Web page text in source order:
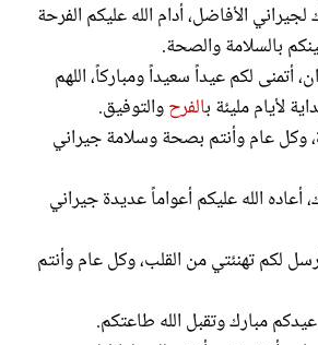
الأفاضل، أدام الله عليكم الفرحة
بالسلامة والصحة.
أتمنى لكم عيداً سعيداً ومباركاً، اللهم
لأيام مليئة بالفرحوالتوفيق.
وكل عام وأنتم بصحة وسلامة جيراني
الله عليكم أعواماً عديدة جيراني
لكم تهنئتي من القلب، وكل عام وأنتم
مبارك وتقبل الله طاعتكم.